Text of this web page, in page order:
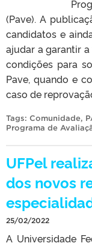
(Pave). A
candidatos e
ajudar a garantir
condições para
Pave, quando e
caso de
Tags: Comunidade,
Programa de
UFPel
dos novos
25/02/2022
A Universidade